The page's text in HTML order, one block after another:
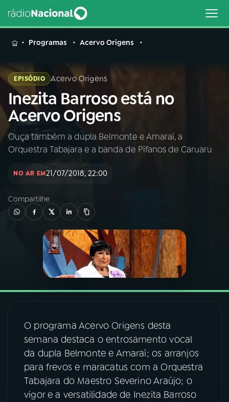
MENU
Buscar
na
Rádio
Nacional
Buscar
AO VIVO
02A RÁDIO
PROGRAMAÇÃO
PODCASTS
06VIDEOCASTS
ÚLTIMAS
Programas Acervo Origens
EPISÓDIO Acervo Origens
Inezita Barroso está no
Acervo Origens
Ouça também a dupla Belmonte e Amaraí, a
Orquestra Tabajara e a banda de Pífanos de Caruaru
NO AR EM21/07/2018, 22:00
Compartilhe
O programa Acervo Origens desta
semana destaca o entrosamento vocal
da dupla Belmonte e Amaraí; os arranjos
para frevos e maracatus com a Orquestra
Tabajara do Maestro Severino Araújo; o
vigor e a versatilidade de Inezita Barroso